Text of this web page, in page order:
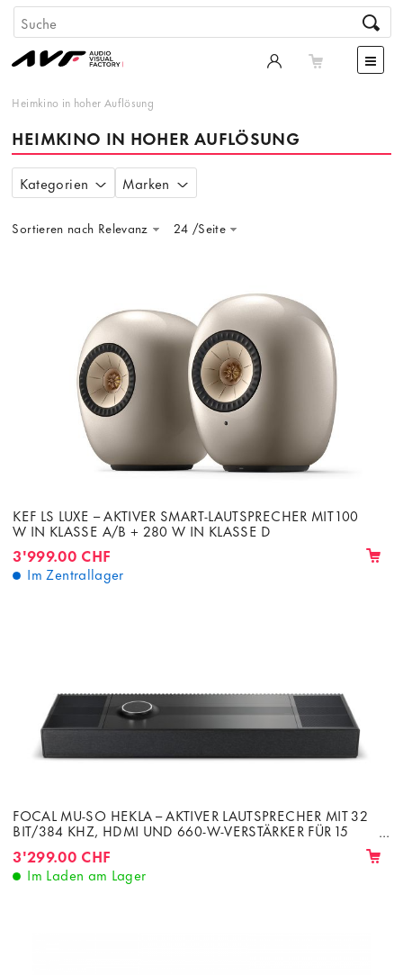
Heimkino in hoher Auflösung
HEIMKINO IN HOHER AUFLÖSUNG
Kategorien Marken
Sortieren nach Relevanz 24 /Seite
KEF LS LUXE – AKTIVER SMART-LAUTSPRECHER MIT 100
W IN KLASSE A/B + 280 W IN KLASSE D
3'999.00 CHF
Im Zentrallager
FOCAL MU-SO HEKLA – AKTIVER LAUTSPRECHER MIT 32
BIT/384 KHZ, HDMI UND 660-W-VERSTÄRKER FÜR 15
LAUTSPRECHER
3'299.00 CHF
Im Laden am Lager